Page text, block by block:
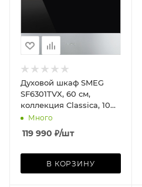
Духовой шкаф SMEG
SF6301TVX, 60 см,
коллекция Classica, 10
режимов, нержавеющая
Много
119 990 ₽/шт
В КОРЗИНУ